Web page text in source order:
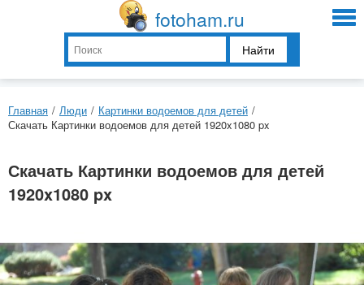
fotoham.ru
Найти
Главная / Люди / Картинки водоемов для детей /
Скачать Картинки водоемов для детей 1920x1080 px
Скачать Картинки водоемов для детей
1920x1080 px